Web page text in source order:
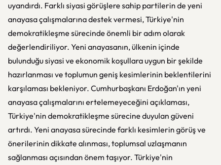
uyandırdı. Farklı siyasi görüşlere sahip partilerin de yeni
anayasa çalışmalarına destek vermesi, Türkiye'nin
demokratikleşme sürecinde önemli bir adım olarak
değerlendiriliyor. Yeni anayasanın, ülkenin içinde
bulunduğu siyasi ve ekonomik koşullara uygun bir şekilde
hazırlanması ve toplumun geniş kesimlerinin beklentilerini
karşılaması bekleniyor. Cumhurbaşkanı Erdoğan'ın yeni
anayasa çalışmalarını ertelemeyeceğini açıklaması,
Türkiye'nin demokratikleşme sürecine duyulan güveni
artırdı. Yeni anayasa sürecinde farklı kesimlerin görüş ve
önerilerinin dikkate alınması, toplumsal uzlaşmanın
sağlanması açısından önem taşıyor. Türkiye'nin